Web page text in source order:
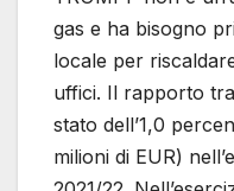
gas e ha bisogno
locale per
uffici. Il rapporto
stato dell’1,0
milioni di EUR)